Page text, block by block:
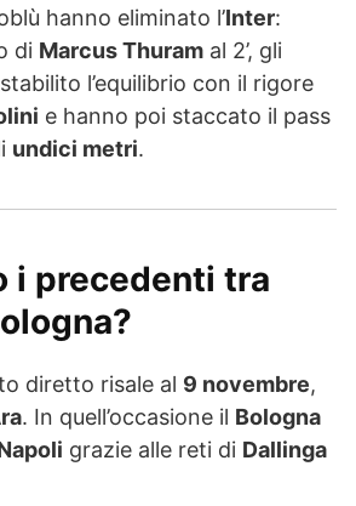
hanno eliminato l’Inter:
di Marcus Thuram al 2’, gli
l’equilibrio con il rigore
e hanno poi staccato il pass
undici metri.
i precedenti tra
diretto risale al 9 novembre,
. In quell’occasione il Bologna
grazie alle reti di Dallinga